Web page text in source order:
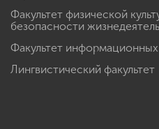
Факультет физической
безопасности
Факультет
Лингвистический факультет